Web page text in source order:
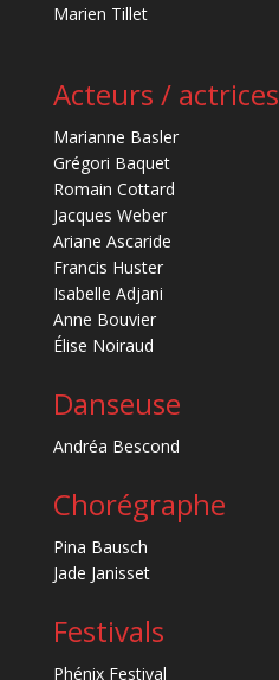
Marien Tillet
Acteurs / actrices
Marianne Basler
Grégori Baquet
Romain Cottard
Jacques Weber
Ariane Ascaride
Francis Huster
Isabelle Adjani
Anne Bouvier
Élise Noiraud
Danseuse
Andréa Bescond
Chorégraphe
Pina Bausch
Jade Janisset
Festivals
Phénix Festival